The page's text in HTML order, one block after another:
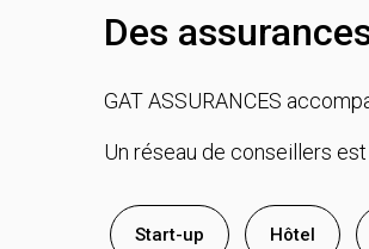
Des
GAT ASSURANCES
Un réseau de conseillers
Start-up Hôtel